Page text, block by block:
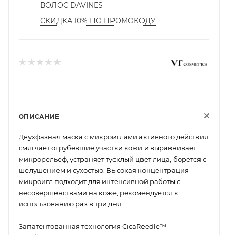
ВОЛОС DAVINES
СКИДКА 10% ПО ПРОМОКОДУ
ОПИСАНИЕ
Двухфазная маска с микроиглами активного действия
смягчает огрубевшие участки кожи и выравнивает
микрорельеф, устраняет тусклый цвет лица, борется с
шелушением и сухостью. Высокая концентрация
микроигл подходит для интенсивной работы с
несовершенствами на коже, рекомендуется к
использованию раз в три дня.
Запатентованная технология CicaReedle™ —